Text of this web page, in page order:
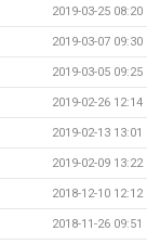
2019-03-25 08:20
2019-03-07 09:30
2019-03-05 09:25
2019-02-26 12:14
2019-02-13 13:01
2019-02-09 13:22
2018-12-10 12:12
2018-11-26 09:51